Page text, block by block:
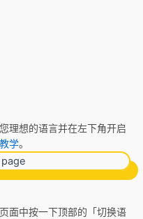
理想的语言并在左下角开启
学。
面中按一下顶部的「切换语